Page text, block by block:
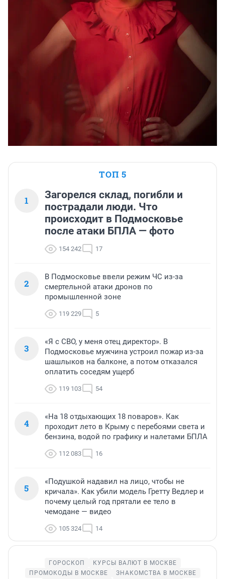
ТОП 5
1
Загорелся склад, погибли и
пострадали люди. Что
происходит в Подмосковье
после атаки БПЛА — фото
154 242 17
2
В Подмосковье ввели режим ЧС из-за
смертельной атаки дронов по
промышленной зоне
119 229 5
3
«Я с СВО, у меня отец директор». В
Подмосковье мужчина устроил пожар из-за
шашлыков на балконе, а потом отказался
оплатить соседям ущерб
119 103 54
4
«На 18 отдыхающих 18 поваров». Как
проходит лето в Крыму с перебоями света и
бензина, водой по графику и налетами БПЛА
112 083 16
5
«Подушкой надавил на лицо, чтобы не
кричала». Как убили модель Гретту Ведлер и
почему целый год прятали ее тело в
чемодане — видео
105 324 14
ГОРОСКОП
КУРСЫ ВАЛЮТ В МОСКВЕ
ПРОМОКОДЫ В МОСКВЕ
ЗНАКОМСТВА В МОСКВЕ